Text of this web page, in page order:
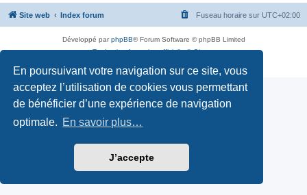
En poursuivant votre navigation sur ce site, vous
acceptez l’utilisation de cookies vous permettant
de bénéficier d’une expérience de navigation
optimale. En savoir plus…
J’accepte
Site web Index forum Fuseau horaire sur UTC+02:00
Développé parphpBB® Forum Software © phpBB Limited
Traduction française officielle©Qiaeru